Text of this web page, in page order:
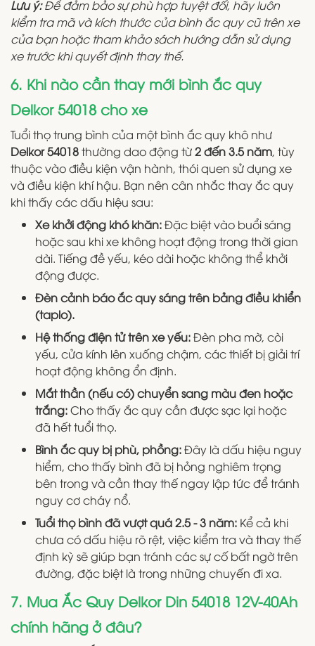
Lưu ý:Để đảm bảo sự phù hợp tuyệt đối, hãy luôn
kiểm tra mã và kích thước của bình ắc quy cũ trên xe
của bạn hoặc tham khảo sách hướng dẫn sử dụng
xe trước khi quyết định thay thế.
6. Khi nào cần thay mới bình ắc quy
Delkor 54018 cho xe
Tuổi thọ trung bình của một bình ắc quy khô như
Delkor 54018thường dao động từ2 đến 3.5 năm, tùy
thuộc vào điều kiện vận hành, thói quen sử dụng xe
và điều kiện khí hậu. Bạn nên cân nhắc thay ắc quy
khi thấy các dấu hiệu sau:
Xe khởi động khó khăn:Đặc biệt vào buổi sáng
hoặc sau khi xe không hoạt động trong thời gian
dài. Tiếng đề yếu, kéo dài hoặc không thể khởi
động được.
Đèn cảnh báo ắc quy sáng trên bảng điều khiển
(taplo).
Hệ thống điện tử trên xe yếu:Đèn pha mờ, còi
yếu, cửa kính lên xuống chậm, các thiết bị giải trí
hoạt động không ổn định.
Mắt thần (nếu có) chuyển sang màu đen hoặc
trắng:Cho thấy ắc quy cần được sạc lại hoặc
đã hết tuổi thọ.
Bình ắc quy bị phù, phồng:Đây là dấu hiệu nguy
hiểm, cho thấy bình đã bị hỏng nghiêm trọng
bên trong và cần thay thế ngay lập tức để tránh
nguy cơ cháy nổ.
Tuổi thọ bình đã vượt quá 2.5 - 3 năm: Kể cả khi
chưa có dấu hiệu rõ rệt, việc kiểm tra và thay thế
định kỳ sẽ giúp bạn tránh các sự cố bất ngờ trên
đường, đặc biệt là trong những chuyến đi xa.
7. Mua Ắc Quy Delkor Din 54018 12V-40Ah
chính hãng ở đâu?